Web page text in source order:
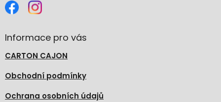
Informace pro vás
CARTON CAJON
Obchodní podmínky
Ochrana osobních údajů